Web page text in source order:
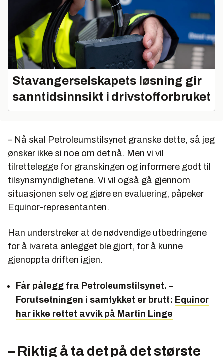
Stavangerselskapets løsning gir
sanntidsinnsikt i drivstofforbruket
– Nå skal Petroleumstilsynet granske dette, så jeg
ønsker ikke si noe om det nå. Men vi vil
tilrettelegge for granskingen og informere godt til
tilsynsmyndighetene. Vi vil også gå gjennom
situasjonen selv og gjøre en evaluering, påpeker
Equinor-representanten.
Han understreker at de nødvendige utbedringene
for å ivareta anlegget ble gjort, for å kunne
gjenoppta driften igjen.
Får pålegg fra Petroleumstilsynet. –
Forutsetningen i samtykket er brutt: Equinor
har ikke rettet avvik på Martin Linge
– Riktig å ta det på det største